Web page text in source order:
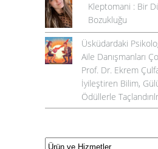
Kleptomani : Bir
Bozukluğu
Üsküdardaki
Aile Danışmanları
Prof. Dr. Ekrem
İyileştiren Bilim,
Ödüllerle